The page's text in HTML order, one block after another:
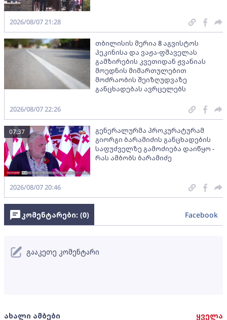
2026/08/07 21:28
თბილისის მერია 8 აგვისტოს
პეკინისა და ვაჟა-ფშაველას
გამზირების კვეთიდან ჟვანიას
მოედნის მიმართულებით
მოძრაობის შეიზღუდვაზე
განცხადებას ავრცელებს
2026/08/07 22:26
გენერალურმა პროკურატურამ
გიორგი ბარამიძის განცხადების
საფუძველზე გამოძიება დაიწყო -
რას ამბობს ბარამიძე
07:37
2026/08/07 20:46
ახალი ამბები ყველა
კომენტარები: (0) Facebook
გააკეთე კომენტარი